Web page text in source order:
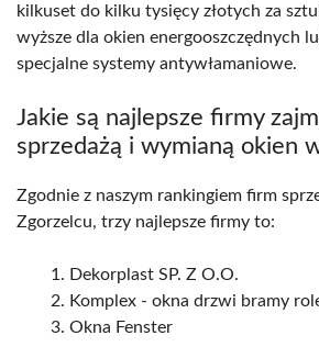
kilkuset do kilku tysięcy złotych za
wyższe dla okien energooszczędnych
specjalne systemy antywłamaniowe.
Jakie są najlepsze firmy
sprzedażą i wymianą okien
Zgodnie z naszym rankingiem firm
Zgorzelcu, trzy najlepsze firmy to:
Dekorplast SP. Z O.O.
Komplex - okna drzwi bramy
Okna Fenster